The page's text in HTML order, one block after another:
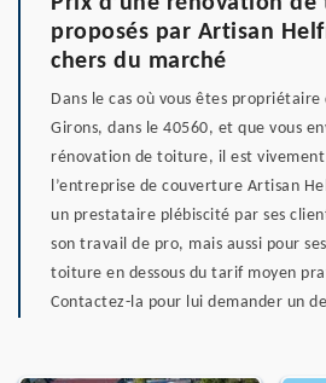
proposés par Artisan
chers du marché
Dans le cas où vous êtes propriétaire
Girons, dans le 40560, et que vous
rénovation de toiture, il est
l’entreprise de couverture Artisan
un prestataire plébiscité par ses
son travail de pro, mais aussi pour
toiture en dessous du tarif moyen
Contactez-la pour lui demander un